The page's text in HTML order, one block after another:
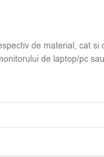
de material, cat
de laptop/pc